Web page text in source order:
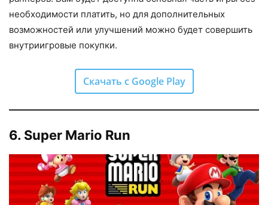
необходимости платить, но для дополнительных
возможностей или улучшений можно будет совершить
внутриигровые покупки.
Скачать с Google Play
6. Super Mario Run